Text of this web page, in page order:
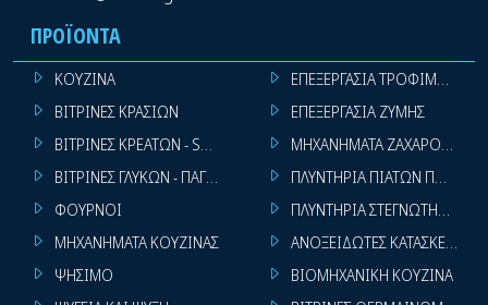
ΠΡΟΪΌΝΤΑ
ΚΟΥΖΙΝΑ
ΒΙΤΡΙΝΕΣ ΚΡΑΣΙΩΝ
ΒΙΤΡΙΝΕΣ ΚΡΕΑΤΩΝ - SUPER MARKET
ΒΙΤΡΙΝΕΣ ΓΛΥΚΩΝ - ΠΑΓΩΤΩΝ
ΦΟΥΡΝΟΙ
ΜΗΧΑΝΗΜΑΤΑ ΚΟΥΖΙΝΑΣ
ΨΗΣΙΜΟ
ΕΠΕΞΕΡΓΑΣΙΑ ΤΡΟΦΙΜΩΝ
ΕΠΕΞΕΡΓΑΣΙΑ ΖΥΜΗΣ
ΜΗΧΑΝΗΜΑΤΑ
ΠΛΥΝΤΗΡΙΑ ΠΙΑΤΩΝ
ΠΛΥΝΤΗΡΙΑ ΣΤΕΓΝΩΤΗΡΙΑ
ΑΝΟΞΕΙΔΩΤΕΣ ΚΑΤΑΣΚΕΥΕΣ
ΒΙΟΜΗΧΑΝΙΚΗ ΚΟΥΖΙΝΑ